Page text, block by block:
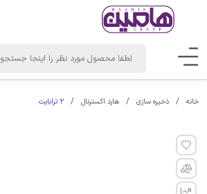
خانه ذخیره سازی هارد اکسترنال 2 ترابایت